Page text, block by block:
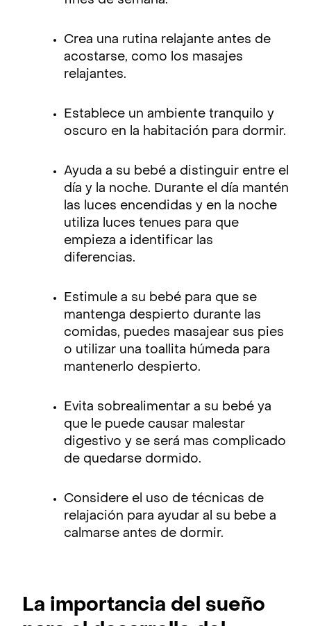
Crea una rutina relajante antes de
acostarse, como los masajes
relajantes.
Establece un ambiente tranquilo y
oscuro en la habitación para dormir.
Ayuda a su bebé a distinguir entre el
día y la noche. Durante el día mantén
las luces encendidas y en la noche
utiliza luces tenues para que
empieza a identificar las
diferencias.
Estimule a su bebé para que se
mantenga despierto durante las
comidas, puedes masajear sus pies
o utilizar una toallita húmeda para
mantenerlo despierto.
Evita sobrealimentar a su bebé ya
que le puede causar malestar
digestivo y se será mas complicado
de quedarse dormido.
Considere el uso de técnicas de
relajación para ayudar al su bebe a
calmarse antes de dormir.
La importancia del sueño